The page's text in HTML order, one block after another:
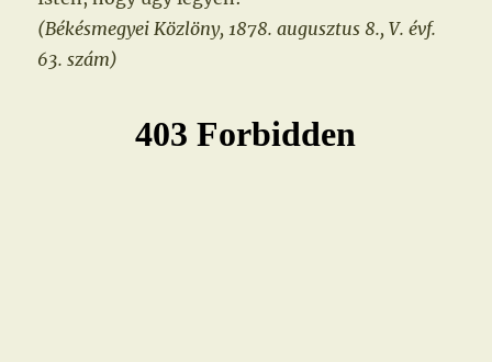
(Békésmegyei Közlöny, 1878. augusztus 8., V. évf.
63. szám)